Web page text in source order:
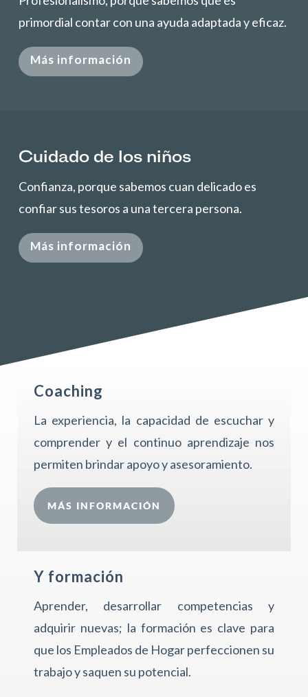
primordial contar con una ayuda adaptada y eficaz.
Más información
Cuidado de los niños
Confianza, porque sabemos cuan delicado es
confiar sus tesoros a una tercera persona.
Más información
Coaching
La experiencia, la capacidad de escuchar y
comprender y el continuo aprendizaje nos
permiten brindar apoyo y asesoramiento.
MÁS INFORMACIÓN
Y formación
Aprender, desarrollar competencias y
adquirir nuevas; la formación es clave para
que los Empleados de Hogar perfeccionen su
trabajo y saquen su potencial.